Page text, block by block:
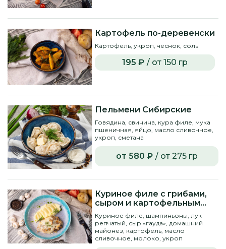
Картофель по-деревенски
Картофель, укроп, чеснок, соль
195 ₽ / от 150 гр
Пельмени Сибирские
Говядина, свинина, кура филе, мука
пшеничная, яйцо, масло сливочное,
укроп, сметана
от 580 ₽ / от 275 гр
Куриное филе с грибами,
сыром и картофельным
пюре
Куриное филе, шампиньоны, лук
репчатый, сыр «гауда», домашний
майонез, картофель, масло
сливочное, молоко, укроп